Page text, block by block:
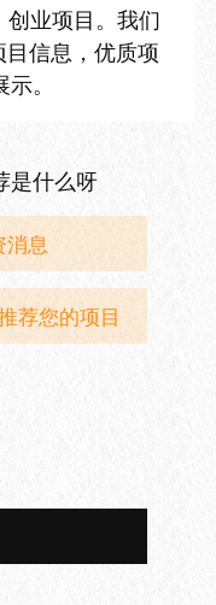
业项目。我们
信息，优质项
。
是什么呀
息
荐您的项目